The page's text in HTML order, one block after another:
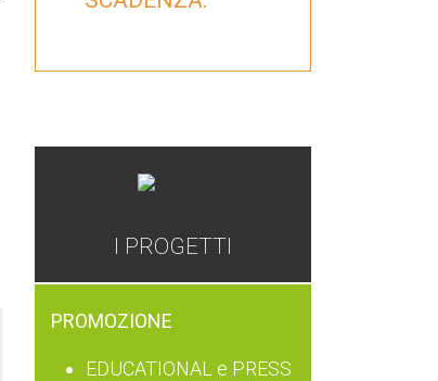
I PROGETTI
PROMOZIONE
EDUCATIONAL e PRESS